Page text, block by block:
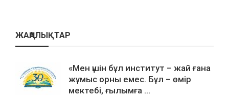
ЖАҢАЛЫҚТАР
«Мен үшін бұл институт – жай ғана
жұмыс орны емес. Бұл – өмір
мектебі, ғылымға ...